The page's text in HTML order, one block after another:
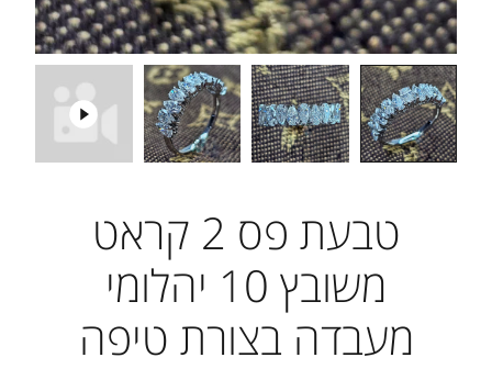
טבעת פס 2 קראט
משובץ 10 יהלומי
מעבדה בצורת טיפה